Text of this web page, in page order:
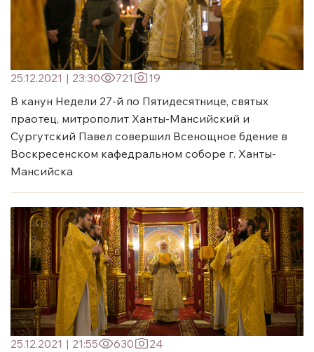
25.12.2021 | 23:30 721
19
В канун Недели 27-й по Пятидесятнице, святых
праотец, митрополит Ханты-Мансийский и
Сургутский Павел совершил Всенощное бдение в
Воскресенском кафедральном соборе г. Ханты-
Мансийска
25.12.2021 | 21:55 630
24